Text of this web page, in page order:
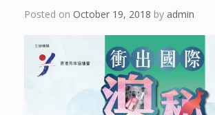
Posted on October 19, 2018 by admin